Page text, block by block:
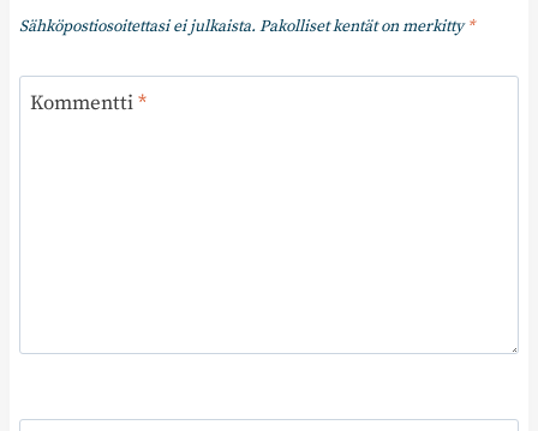
Sähköpostiosoitettasi ei julkaista. Pakolliset kentät on merkitty*
Kommentti*